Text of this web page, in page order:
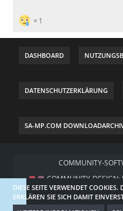
1
DASHBOARD
DATENSCHUTZERKLÄRUNG
SA-MP.COM
COMMUNITY-
COMMUNITY-DESIGN:
DIESE SEITE VERWENDET
ERKLÄREN SIE SICH DAMIT